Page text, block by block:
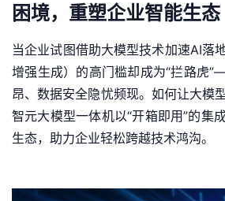
困境，重塑企业智能生态
当企业试图借助大模型技术加速AI落
增强生成）的高门槛却成为“拦路虎
昂、数据安全隐忧频现。如何让大模
智元大模型一体机以“开箱即用”的集
生态，助力企业轻松跨越技术鸿沟。